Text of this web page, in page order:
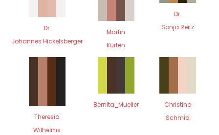
Dr.
Johannes Hickelsberger
Martin
Kürten
Dr.
Sonja Reitz
Theresia
Wilhelms
Bernita_Mueller
Christina
Schmid